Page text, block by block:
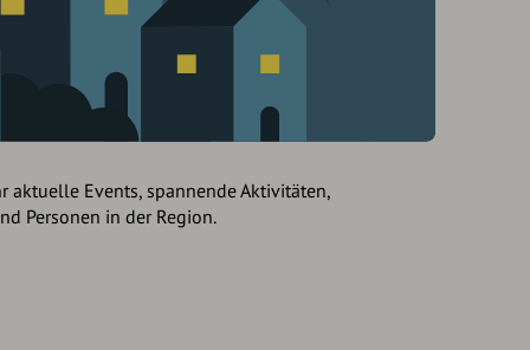
aktuelle Events, spannende Aktivitäten,
Personen in der Region.